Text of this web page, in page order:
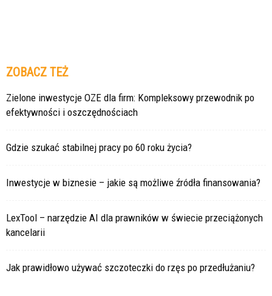
ZOBACZ TEŻ
Zielone inwestycje OZE dla firm: Kompleksowy przewodnik po
efektywności i oszczędnościach
Gdzie szukać stabilnej pracy po 60 roku życia?
Inwestycje w biznesie – jakie są możliwe źródła finansowania?
LexTool – narzędzie AI dla prawników w świecie przeciążonych
kancelarii
Jak prawidłowo używać szczoteczki do rzęs po przedłużaniu?